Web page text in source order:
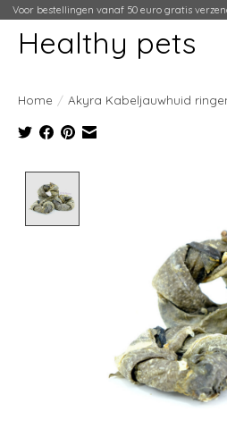
Voor bestellingen vanaf 50 euro gratis
Healthy pets
Home / Akyra Kabeljauwhuid